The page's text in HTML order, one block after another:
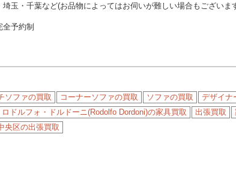
玉・千葉など(お品物によってはお伺いが難しい場合もございま
予約制
ソファの買取 コーナーソファの買取 ソファの買取 デザイナ
ロドルフォ・ドルドーニ(Rodolfo Dordoni)の家具買取 出張買取
央区の出張買取